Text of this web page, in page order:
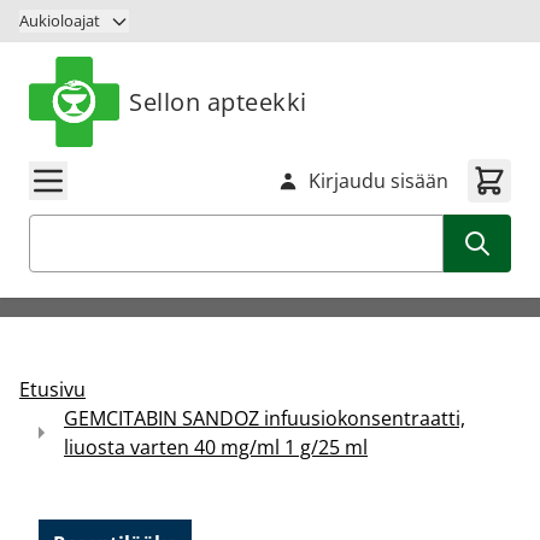
Siirry sisältöön
Aukioloajat
Sellon apteekki
Kirjaudu sisään
Etusivu
GEMCITABIN SANDOZ infuusiokonsentraatti,
liuosta varten 40 mg/ml 1 g/25 ml